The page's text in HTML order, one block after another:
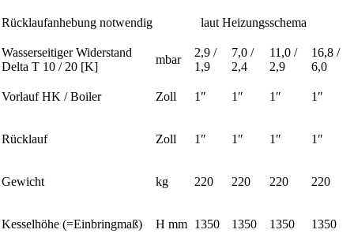
Rücklaufanhebung notwendig laut Heizungsschema
Wasserseitiger Widerstand
Delta T 10 / 20 [K]
mbar
2,9 /
1,9
7,0 /
2,4
11,0 /
2,9
16,8 /
6,0
Vorlauf HK / Boiler Zoll 1″ 1″ 1″ 1″
Rücklauf Zoll 1″ 1″ 1″ 1″
Gewicht kg 220 220 220 220
Kesselhöhe (=Einbringmaß) H mm 1350 1350 1350 1350